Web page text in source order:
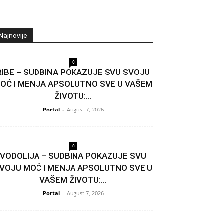
0
– SUDBINA POKAZUJE SVU SVOJU
I MENJA APSOLUTNO SVE U VAŠEM
ŽIVOTU:...
Portal - August 7, 2026
0
VODOLIJA – SUDBINA POKAZUJE SVU
MOĆ I MENJA APSOLUTNO SVE U
VAŠEM ŽIVOTU:...
Portal - August 7, 2026